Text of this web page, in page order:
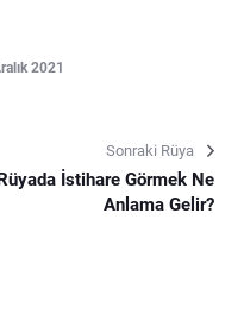
2021
Sonraki Rüya
İstihare Görmek Ne
Anlama Gelir?